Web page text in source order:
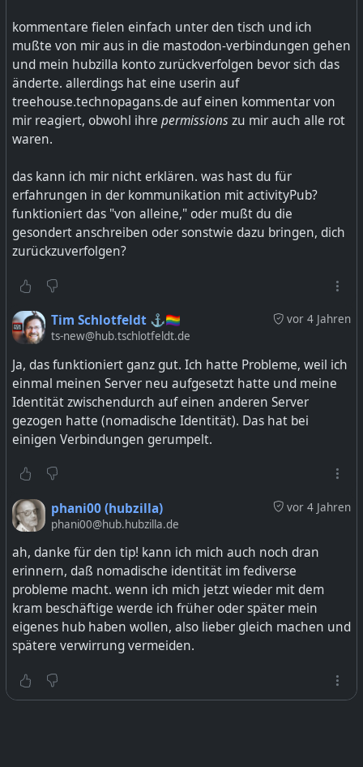
kommentare fielen einfach unter den tisch und ich
mußte von mir aus in die mastodon-verbindungen gehen
und mein hubzilla konto zurückverfolgen bevor sich das
änderte. allerdings hat eine userin auf
treehouse.technopagans.de auf einen kommentar von
mir reagiert, obwohl ihre permissionszu mir auch alle rot
waren.
das kann ich mir nicht erklären. was hast du für
erfahrungen in der kommunikation mit activityPub?
funktioniert das "von alleine," oder mußt du die
gesondert anschreiben oder sonstwie dazu bringen, dich
zurückzuverfolgen?
vor 4 Jahren
Tim Schlotfeldt ⚓🏳️‍🌈
ts-new@hub.tschlotfeldt.de
Ja, das funktioniert ganz gut. Ich hatte Probleme, weil ich
einmal meinen Server neu aufgesetzt hatte und meine
Identität zwischendurch auf einen anderen Server
gezogen hatte (nomadische Identität). Das hat bei
einigen Verbindungen gerumpelt.
vor 4 Jahren
phani00 (hubzilla)
phani00@hub.hubzilla.de
ah, danke für den tip! kann ich mich auch noch dran
erinnern, daß nomadische identität im fediverse
probleme macht. wenn ich mich jetzt wieder mit dem
kram beschäftige werde ich früher oder später mein
eigenes hub haben wollen, also lieber gleich machen und
spätere verwirrung vermeiden.